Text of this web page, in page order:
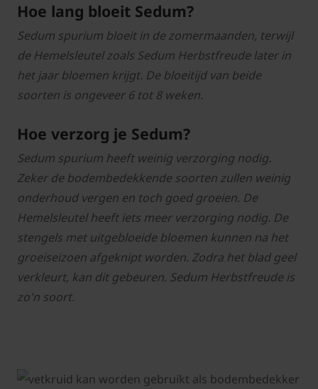
Hoe lang bloeit Sedum?
Sedum spurium bloeit in de zomermaanden, terwijl
de Hemelsleutel zoals Sedum Herbstfreude later in
het jaar bloemen krijgt. De bloeitijd van beide
soorten is ongeveer 6 tot 8 weken.
Hoe verzorg je Sedum?
Sedum spurium heeft weinig verzorging nodig.
Zeker de bodembedekkende soorten zullen weinig
onderhoud vergen en toch goed groeien. De
Hemelsleutel heeft iets meer verzorging nodig. De
stengels met uitgebloeide bloemen kunnen na het
groeiseizoen afgeknipt worden. Zodra het blad geel
verkleurt, kan dit gebeuren. Sedum Herbstfreude is
zo'n soort.